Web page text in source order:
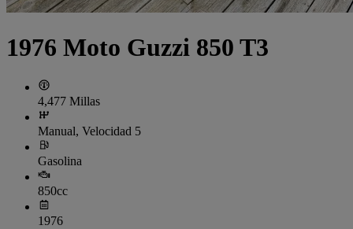
1976 Moto Guzzi 850 T3
4,477 Millas
Manual, Velocidad 5
Gasolina
850cc
1976